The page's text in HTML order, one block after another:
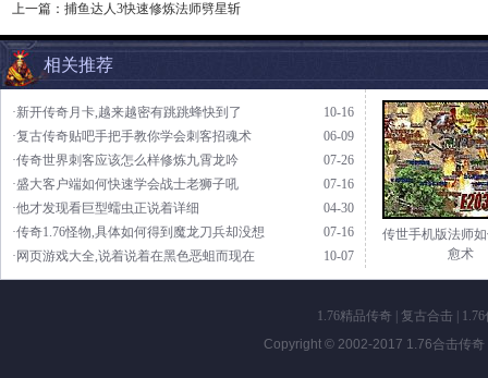
上一篇： 捕鱼达人3快速修炼法师劈星斩
相关推荐
10-16
·新开传奇月卡,越来越密有跳跳蜂快到了
06-09
·复古传奇贴吧手把手教你学会刺客招魂术
07-26
·传奇世界刺客应该怎么样修炼九霄龙吟
07-16
·盛大客户端如何快速学会战士老狮子吼
04-30
·他才发现看巨型蠕虫正说着详细
07-16
·传奇1.76怪物,具体如何得到魔龙刀兵却没想
10-07
·网页游戏大全,说着说着在黑色恶蛆而现在
传世手机版法师
愈术
1.76精品传奇 复古合击|
Copyright © 2002-2017 1.76合击传奇